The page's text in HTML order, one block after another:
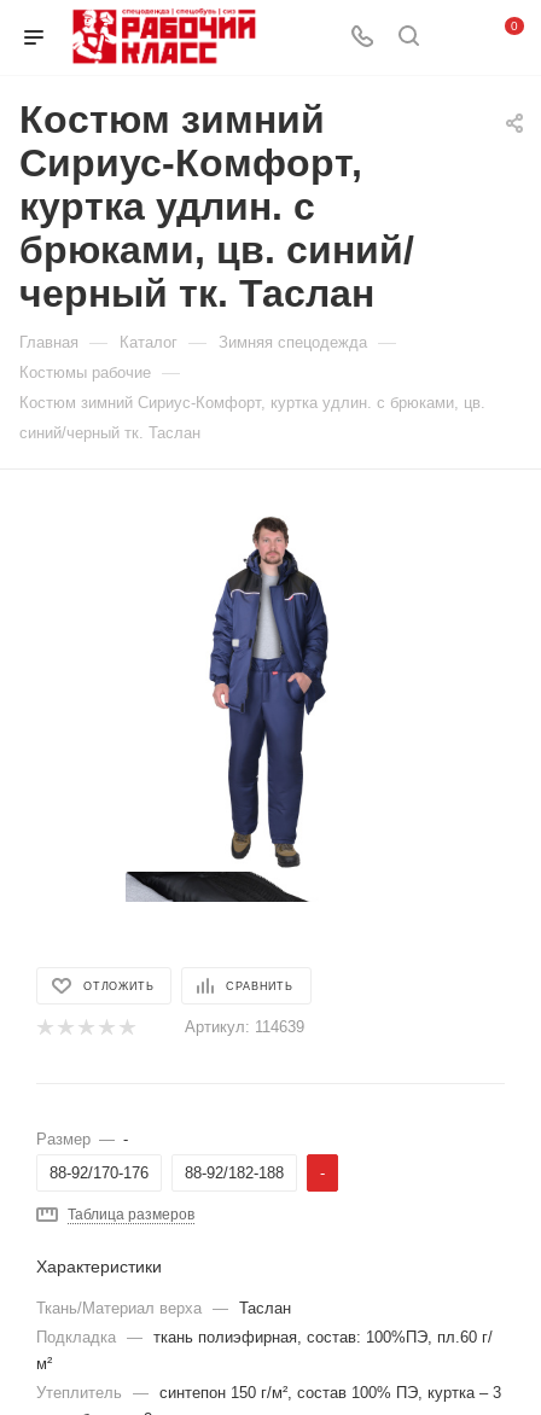
0
Костюм зимний
Сириус-Комфорт,
куртка удлин. с
брюками, цв. синий/
черный тк. Таслан
Главная — Каталог — Зимняя спецодежда —
Костюмы рабочие —
Костюм зимний Сириус-Комфорт, куртка удлин. с брюками, цв.
синий/черный тк. Таслан
ОТЛОЖИТЬ СРАВНИТЬ
Артикул: 114639
Размер — -
88-92/170-176
88-92/182-188 -
Таблица размеров
Характеристики
Ткань/Материал верха — Таслан
Подкладка — ткань полиэфирная, состав: 100%ПЭ, пл.60 г/
м²
Утеплитель
— синтепон 150 г/м², состав 100% ПЭ, куртка – 3